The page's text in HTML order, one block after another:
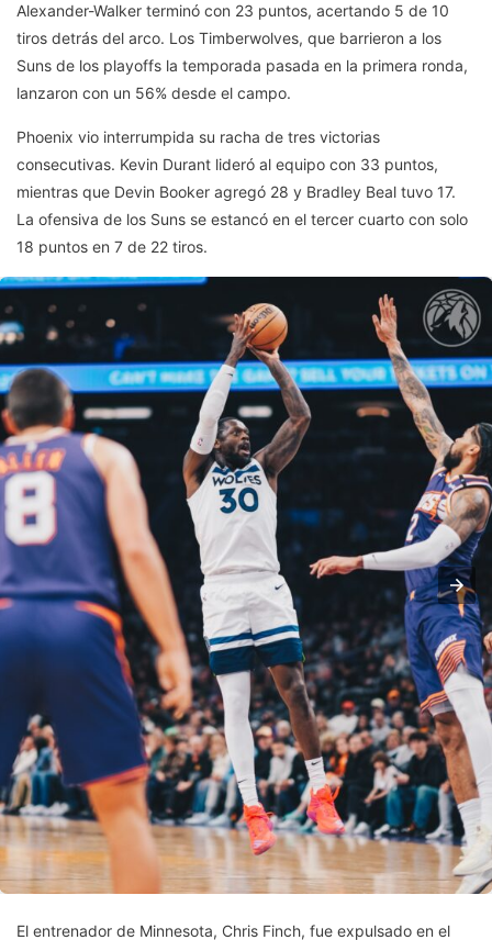
Alexander-Walker terminó con 23 puntos, acertando 5 de 10
tiros detrás del arco. Los Timberwolves, que barrieron a los
Suns de los playoffs la temporada pasada en la primera ronda,
lanzaron con un 56% desde el campo.
Phoenix vio interrumpida su racha de tres victorias
consecutivas. Kevin Durant lideró al equipo con 33 puntos,
mientras que Devin Booker agregó 28 y Bradley Beal tuvo 17.
La ofensiva de los Suns se estancó en el tercer cuarto con solo
18 puntos en 7 de 22 tiros.
El entrenador de Minnesota, Chris Finch, fue expulsado en el